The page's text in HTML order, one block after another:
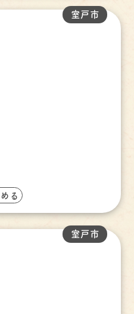
室戸市
る
室戸市